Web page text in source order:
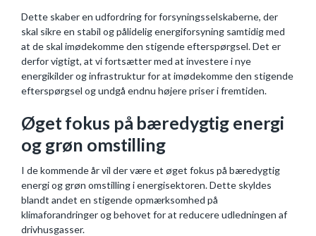
Dette skaber en udfordring for forsyningsselskaberne, der
skal sikre en stabil og pålidelig energiforsyning samtidig med
at de skal imødekomme den stigende efterspørgsel. Det er
derfor vigtigt, at vi fortsætter med at investere i nye
energikilder og infrastruktur for at imødekomme den stigende
efterspørgsel og undgå endnu højere priser i fremtiden.
Øget fokus på bæredygtig energi
og grøn omstilling
I de kommende år vil der være et øget fokus på bæredygtig
energi og grøn omstilling i energisektoren. Dette skyldes
blandt andet en stigende opmærksomhed på
klimaforandringer og behovet for at reducere udledningen af
drivhusgasser.